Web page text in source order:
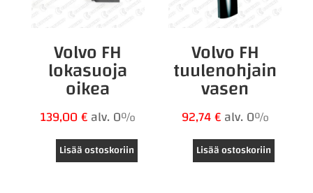
Volvo FH
lokasuoja
oikea
139,00€alv. 0%
Lisää ostoskoriin
Volvo FH
tuulenohjain
vasen
92,74€alv. 0%
Lisää ostoskoriin